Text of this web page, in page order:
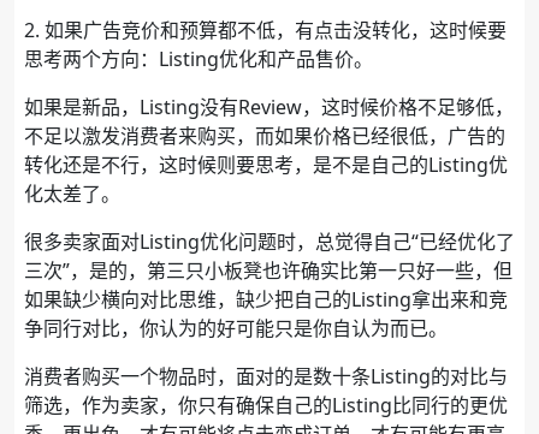
2. 如果广告竞价和预算都不低，有点击没转化，这时候要
思考两个方向：Listing优化和产品售价。
如果是新品，Listing没有Review，这时候价格不足够低，
不足以激发消费者来购买，而如果价格已经很低，广告的
转化还是不行，这时候则要思考，是不是自己的Listing优
化太差了。
很多卖家面对Listing优化问题时，总觉得自己“已经优化了
三次”，是的，第三只小板凳也许确实比第一只好一些，但
如果缺少横向对比思维，缺少把自己的Listing拿出来和竞
争同行对比，你认为的好可能只是你自认为而已。
消费者购买一个物品时，面对的是数十条Listing的对比与
筛选，作为卖家，你只有确保自己的Listing比同行的更优